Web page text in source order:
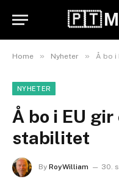
🇵🇹
Home » Nyheter » Å bo i
NYHETER
Å bo i EU
stabilitet
By RoyWilliam
30.